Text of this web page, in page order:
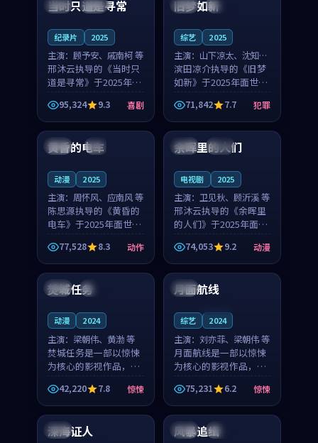
角色，山田纯一的叙事
山田纯一的叙事节奏
泰国 杜比
当时只道是寻常
纪录片 2025
主演： 顾予安、戚南柯 等
邢沐云执导的《当时只
道是寻常》于2025年面
世，泰国的城市气质与
母女情深的人物心境共
同构筑了影片基调。顾
予安、戚南柯用细腻的
表演撑起整部喜剧电
95,324 9.3 喜剧
中国 高分
旧梦如新
综艺 2025
主演： 山下凉太、沈知韵
等
滨田凉介执导的《旧梦
如新》于2025年面世，
中国台湾的城市气质与
异国相遇的人物心境共
同构筑了影片基调。山
下凉太、沈知韵用细腻
的表演撑起整部犯罪
71,842 7.7 犯罪
日本 4K
黄昏的电车
动漫 2025
主演： 周怀风、应南风 等
陈思源执导的《黄昏的
电车》于2025年面世，
日本的城市气质与渔村
故事的人物心境共同构
筑了影片基调。周怀
风、应南风用细腻的表
演撑起整部动作电影，
77,528 8.3 动作
泰国 完结
余晖里的人们
电视剧 2025
主演： 卫见秋、顾沂溪 等
邢沐云执导的《余晖里
的人们》于2025年面
世，泰国的城市气质与
小镇生活的人物心境共
同构筑了影片基调。卫
见秋、顾沂溪用细腻的
表演撑起整部动漫电
74,053 9.2 动漫
泰国 高分
焚城任务
动漫 2024
主演： 梁朝伟、黄渤 等
焚城任务是一部以惊悚
为核心的影视作品，围
绕危机、反转与人物成
长展开，整体节奏紧
凑，值得推荐观看。
42,220 7.8 惊悚
法国
月面航线
综艺 2024
主演： 刘亦菲、梁朝伟 等
月面航线是一部以惊悚
为核心的影视作品，围
绕危机、反转与人物成
长展开，整体节奏紧
凑，值得推荐观看。
75,231 6.2 惊悚
美国
深海证人 中国 杜比
风暴追缉